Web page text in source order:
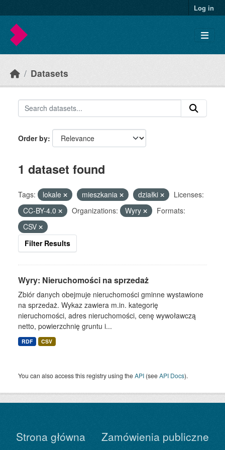
Log in
Datasets
Order by
1 dataset found
Tags: lokale mieszkania działki
Licenses:
CC-BY-4.0
Organizations: Wyry
Formats:
CSV
Filter Results
Wyry: Nieruchomości na sprzedaż
Zbiór danych obejmuje nieruchomości gminne wystawione
na sprzedaż. Wykaz zawiera m.in. kategorię
nieruchomości, adres nieruchomości, cenę wywoławczą
netto, powierzchnię gruntu i...
RDF CSV
You can also access this registry using theAPI (seeAPI Docs).
Strona główna Zamówienia publiczne